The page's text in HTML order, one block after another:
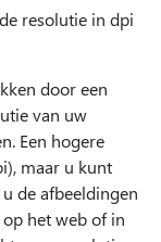
resolutie in dpi
door een
van uw
Een hogere
maar u kunt
de afbeeldingen
het web of in